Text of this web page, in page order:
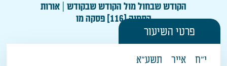
הקודש שבחול מול הקודש שבקודש | אורות
התחיה [116] פסקה מו
פרטי השיעור
י"ח אייר תשע"א